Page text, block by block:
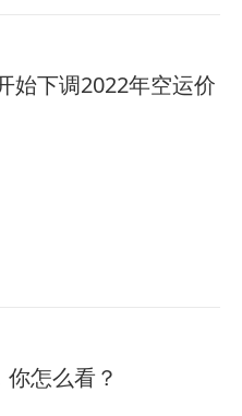
始下调2022年空运价
你怎么看？